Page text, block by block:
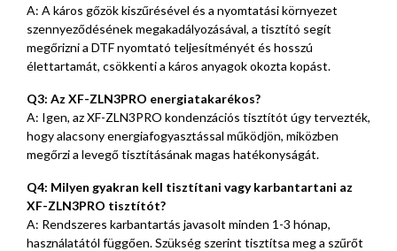
A: A káros gőzök kiszűrésével és a nyomtatási környezet
szennyeződésének megakadályozásával, a tisztító segít
megőrizni a DTF nyomtató teljesítményét és hosszú
élettartamát, csökkenti a káros anyagok okozta kopást.
Q3: Az XF-ZLN3PRO energiatakarékos?
A: Igen, az XF-ZLN3PRO kondenzációs tisztítót úgy tervezték,
hogy alacsony energiafogyasztással működjön, miközben
megőrzi a levegő tisztításának magas hatékonyságát.
Q4: Milyen gyakran kell tisztítani vagy karbantartani az
XF-ZLN3PRO tisztítót?
A: Rendszeres karbantartás javasolt minden 1-3 hónap,
használatától függően. Szükség szerint tisztítsa meg a szűrőt